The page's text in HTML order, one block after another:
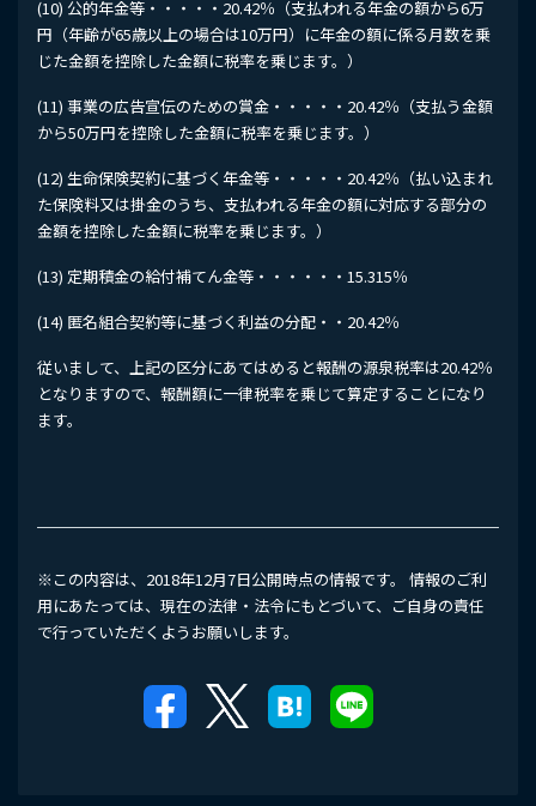
(10) 公的年金等・・・・・20.42％（支払われる年金の額から6万
円（年齢が65歳以上の場合は10万円）に年金の額に係る月数を乗
じた金額を控除した金額に税率を乗じます。）
(11) 事業の広告宣伝のための賞金・・・・・20.42％（支払う金額
から50万円を控除した金額に税率を乗じます。）
(12) 生命保険契約に基づく年金等・・・・・20.42％（払い込まれ
た保険料又は掛金のうち、支払われる年金の額に対応する部分の
金額を控除した金額に税率を乗じます。）
(13) 定期積金の給付補てん金等・・・・・・15.315％
(14) 匿名組合契約等に基づく利益の分配・・20.42％
従いまして、上記の区分にあてはめると報酬の源泉税率は20.42％
となりますので、報酬額に一律税率を乗じて算定することになり
ます。
※この内容は、2018年12月7日公開時点の情報です。 情報のご利
用にあたっては、現在の法律・法令にもとづいて、ご自身の責任
で行っていただくようお願いします。